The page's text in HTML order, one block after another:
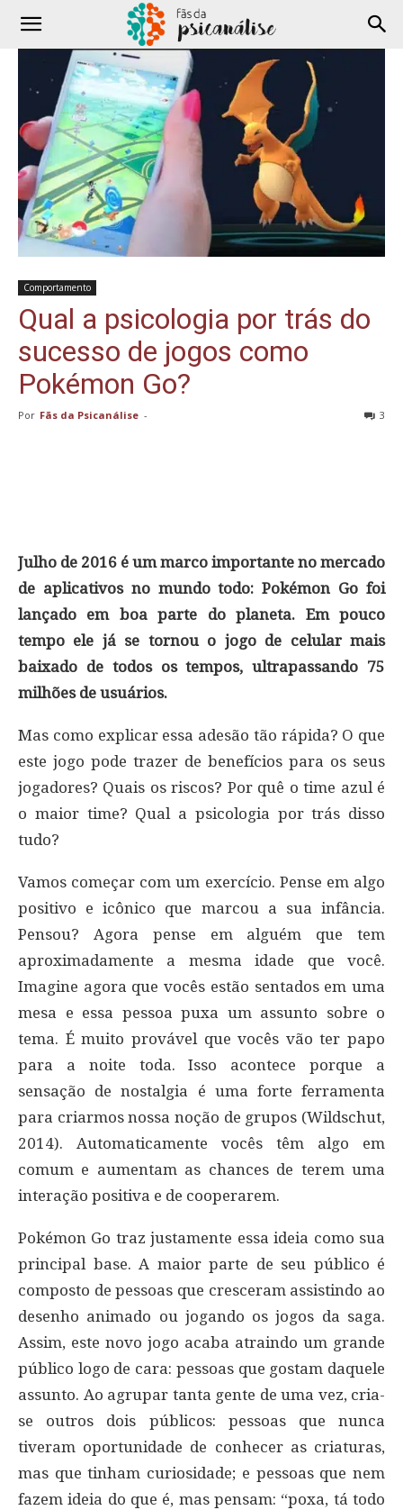
Comportamento
Qual a psicologia por trás do
sucesso de jogos como
Pokémon Go?
Por Fãs da Psicanálise - 3
Julho de 2016 é um marco importante no mercado
de aplicativos no mundo todo: Pokémon Go foi
lançado em boa parte do planeta. Em pouco
tempo ele já se tornou o jogo de celular mais
baixado de todos os tempos, ultrapassando 75
milhões de usuários.
Mas como explicar essa adesão tão rápida? O que
este jogo pode trazer de benefícios para os seus
jogadores? Quais os riscos? Por quê o time azul é
o maior time? Qual a psicologia por trás disso
tudo?
Vamos começar com um exercício. Pense em algo
positivo e icônico que marcou a sua infância.
Pensou? Agora pense em alguém que tem
aproximadamente a mesma idade que você.
Imagine agora que vocês estão sentados em uma
mesa e essa pessoa puxa um assunto sobre o
tema. É muito provável que vocês vão ter papo
para a noite toda. Isso acontece porque a
sensação de nostalgia é uma forte ferramenta
para criarmos nossa noção de grupos (Wildschut,
2014). Automaticamente vocês têm algo em
comum e aumentam as chances de terem uma
interação positiva e de cooperarem.
Pokémon Go traz justamente essa ideia como sua
principal base. A maior parte de seu público é
composto de pessoas que cresceram assistindo ao
desenho animado ou jogando os jogos da saga.
Assim, este novo jogo acaba atraindo um grande
público logo de cara: pessoas que gostam daquele
assunto. Ao agrupar tanta gente de uma vez, cria-
se outros dois públicos: pessoas que nunca
tiveram oportunidade de conhecer as criaturas,
mas que tinham curiosidade; e pessoas que nem
fazem ideia do que é, mas pensam: “poxa, tá todo